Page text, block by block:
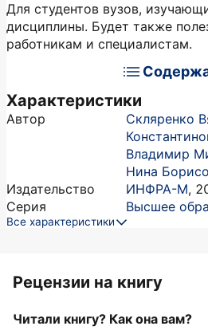
Для студентов вузов,
дисциплины. Будет также
работникам и специалистам.
Характеристики
Автор
Скляренко
Владимир
Нина
Издательство
ИНФРА-М,
Серия
Высшее
Все характеристики
Рецензии на книгу
Читали книгу? Как она вам?